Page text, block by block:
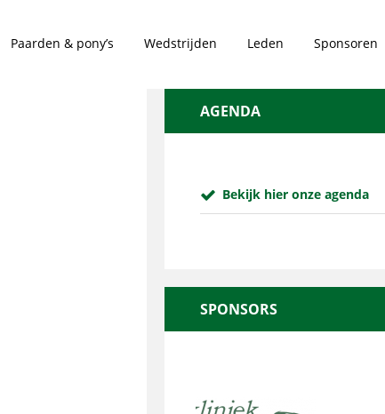
Paarden & pony’s Wedstrijden Leden Sponsoren
AGENDA
Bekijk hier onze agenda
SPONSORS